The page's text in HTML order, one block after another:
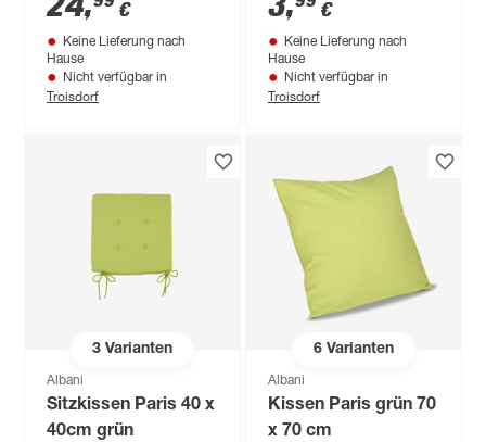
€
Keine Lieferung nach
Hause
Nicht verfügbar in
Troisdorf
€
Keine Lieferung nach
Hause
Nicht verfügbar in
Troisdorf
3Varianten
Albani
Sitzkissen Paris 40 x
40cm grün
6Varianten
Albani
Kissen Paris grün 70
x 70 cm